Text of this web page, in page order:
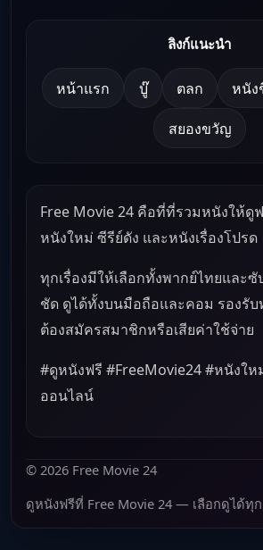
ลิงก์แนะนำ
หน้าแรก บู๊ ตลก หนัง
สยองขวัญ
Free Movie 24 คือที่ที่รวมหนังให้ดู
หนังใหม่ ซีรีย์ดัง และหนังเรื่องโปรด
ทุกเรื่องมีให้เลือกทั้งพากย์ไทยและ
ชัด ดูได้ทั้งบนมือถือและคอม รองรั
ต้องสมัครสมาชิกหรือเสียค่าใช้จ่าย
#ดูหนังฟรี #FreeMovie24 #หนังให
ออนไลน์
© 2026 Free Movie 24
ดูหนังฟรีที่ Free Movie 24 — เลือกดูได้ทุ